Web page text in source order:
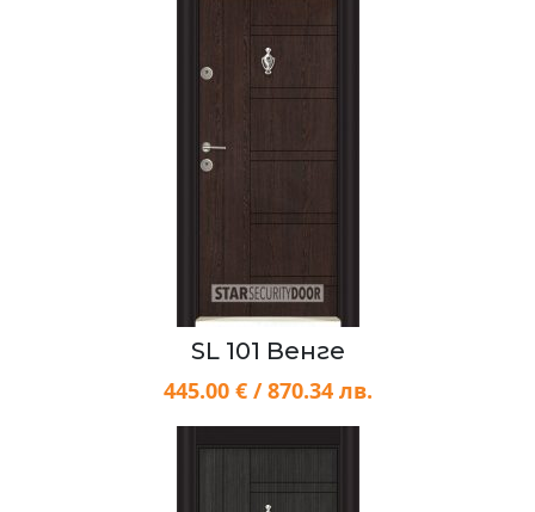
SL 101 Венге
445.00 € / 870.34 лв.